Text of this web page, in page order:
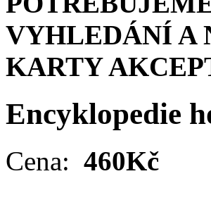
VYHLEDÁNÍ A
KARTY
Encyklopedie
Cena: 460Kč